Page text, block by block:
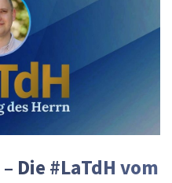
Die #LaTdH vom